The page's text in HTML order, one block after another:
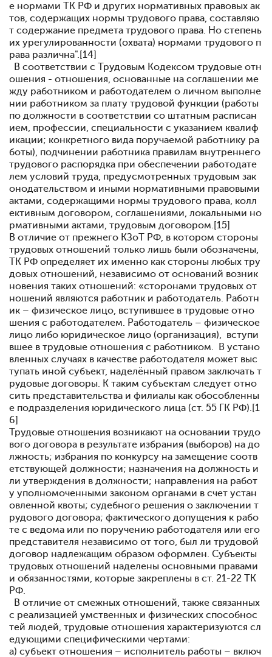
е нормами ТК РФ и других нормативных правовых ак
тов, содержащих нормы трудового права, составляю
т содержание предмета трудового права. Но степень
их урегулированности (охвата) нормами трудового п
рава различна".[14]
В соответствии с Трудовым Кодексом трудовые отн
ошения - отношения, основанные на соглашении ме
жду работником и работодателем о личном выполне
нии работником за плату трудовой функции (работы
по должности в соответствии со штатным расписан
ием, профессии, специальности с указанием квалиф
икации; конкретного вида поручаемой работнику ра
боты), подчинении работника правилам внутреннего
трудового распорядка при обеспечении работодате
лем условий труда, предусмотренных трудовым зак
онодательством и иными нормативными правовыми
актами, содержащими нормы трудового права, колл
ективным договором, соглашениями, локальными но
рмативными актами, трудовым договором.[15]
В отличие от прежнего КЗоТ РФ, в котором стороны
трудовых отношений только лишь были обозначены,
ТК РФ определяет их именно как стороны любых тру
довых отношений, независимо от оснований возник
новения таких отношений: «сторонами трудовых от
ношений являются работник и работодатель. Работн
ик – физическое лицо, вступившее в трудовые отно
шения с работодателем. Работодатель – физическое
лицо либо юридическое лицо (организация), вступи
вшее в трудовые отношения с работником. В устано
вленных случаях в качестве работодателя может выс
тупать иной субъект, наделённый правом заключать т
рудовые договоры. К таким субъектам следует отно
сить представительства и филиалы как обособленны
е подразделения юридического лица (ст. 55 ГК РФ).[1
6]
Трудовые отношения возникают на основании трудо
вого договора в результате избрания (выборов) на до
лжность; избрания по конкурсу на замещение соотв
етствующей должности; назначения на должность и
ли утверждения в должности; направления на работ
у уполномоченными законом органами в счет устан
овленной квоты; судебного решения о заключении т
рудового договора; фактического допущения к рабо
те с ведома или по поручению работодателя или его
представителя независимо от того, был ли трудовой
договор надлежащим образом оформлен. Субъекты
трудовых отношений наделены основными правами
и обязанностями, которые закреплены в ст. 21-22 ТК
РФ.
В отличие от смежных отношений, также связанных
с реализацией умственных и физических способнос
тей людей, трудовые отношения характеризуются сл
едующими специфическими чертами:
а) субъект отношения – исполнитель работы – включ